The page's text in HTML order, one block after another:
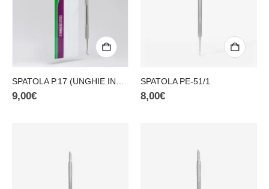
SPATOLA P.17 (UNGHIE INCARNITE)
9,00€
SPATOLA PE-51/1
8,00€